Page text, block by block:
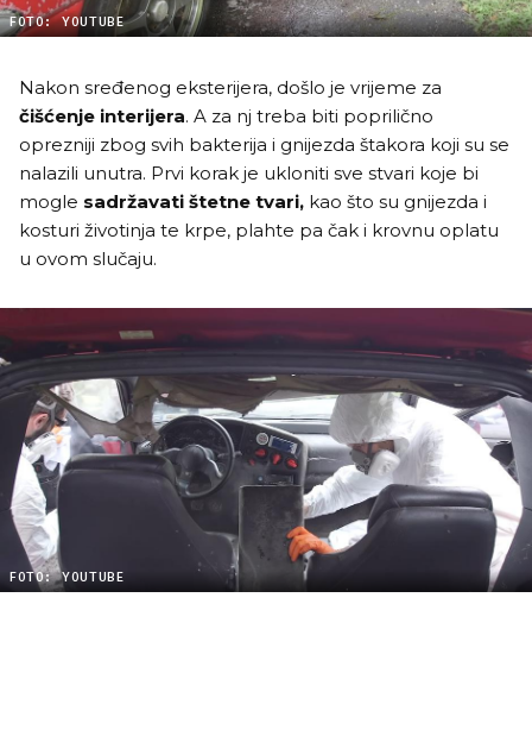
FOTO: YOUTUBE
Nakon sređenog eksterijera, došlo je vrijeme za
čišćenje interijera. A za nj treba biti poprilično
oprezniji zbog svih bakterija i gnijezda štakora koji su se
nalazili unutra. Prvi korak je ukloniti sve stvari koje bi
mogle sadržavati štetne tvari, kao što su gnijezda i
kosturi životinja te krpe, plahte pa čak i krovnu oplatu
u ovom slučaju.
FOTO: YOUTUBE